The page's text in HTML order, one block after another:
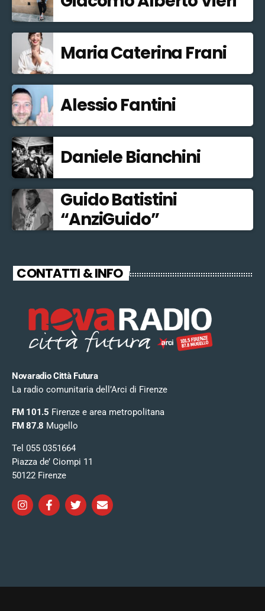
Maria Caterina Frani
Alessio Fantini
Daniele Bianchini
Guido Batistini
“AnziGuido”
CONTATTI & INFO
Novaradio Città Futura
La radio comunitaria dell’Arci di Firenze
FM 101.5 Firenze e area metropolitana
FM 87.8 Mugello
Tel 055 0351664
Piazza de’ Ciompi 11
50122 Firenze